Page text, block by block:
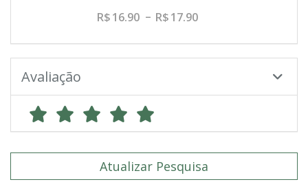
16.90 17.90
Avaliação
Atualizar Pesquisa